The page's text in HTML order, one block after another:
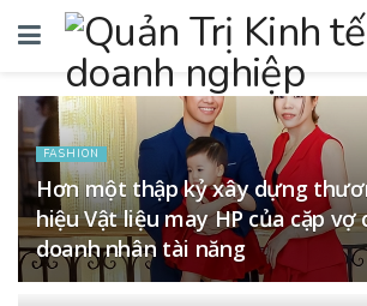
FASHION
Hơn một thập kỷ xây dựng
hiệu Vật liệu may HP của cặp vợ
doanh nhân tài năng